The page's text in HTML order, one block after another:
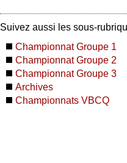
Suivez aussi les sous-
Championnat Groupe 1
Championnat Groupe 2
Championnat Groupe 3
Archives
Championnats VBCQ